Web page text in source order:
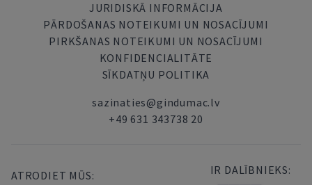
JURIDISKĀ INFORMĀCIJA
PĀRDOŠANAS NOTEIKUMI UN NOSACĪJUMI
PIRKŠANAS NOTEIKUMI UN NOSACĪJUMI
KONFIDENCIALITĀTE
SĪKDATŅU POLITIKA
sazinaties@gindumac.lv
+49 631 343738 20
ATRODIET MŪS: IR DALĪBNIEKS: